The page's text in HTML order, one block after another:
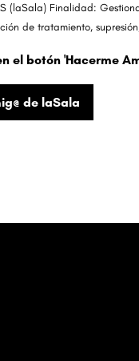
(laSala) Finalidad:
de tratamiento,
el botón 'Hacerme
de laSala